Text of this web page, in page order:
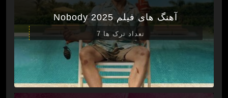
آهنگ های فیلم Nobody 2025
تعداد ترک ها 7